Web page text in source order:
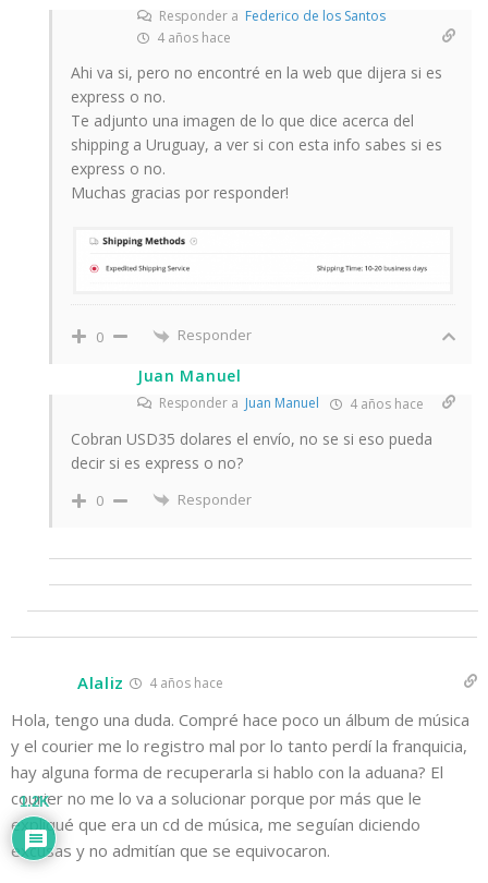
Responder a Federico de los Santos
4 años hace
Ahi va si, pero no encontré en la web que dijera si es
express o no.
Te adjunto una imagen de lo que dice acerca del
shipping a Uruguay, a ver si con esta info sabes si es
express o no.
Muchas gracias por responder!
0 Responder
Juan Manuel
Responder a Juan Manuel 4 años hace
Cobran USD35 dolares el envío, no se si eso pueda
decir si es express o no?
0 Responder
Alaliz 4 años hace
Hola, tengo una duda. Compré hace poco un álbum de música
y el courier me lo registro mal por lo tanto perdí la franquicia,
hay alguna forma de recuperarla si hablo con la aduana? El
courier no me lo va a solucionar porque por más que le
expliqué que era un cd de música, me seguían diciendo
excusas y no admitían que se equivocaron.
1.2K